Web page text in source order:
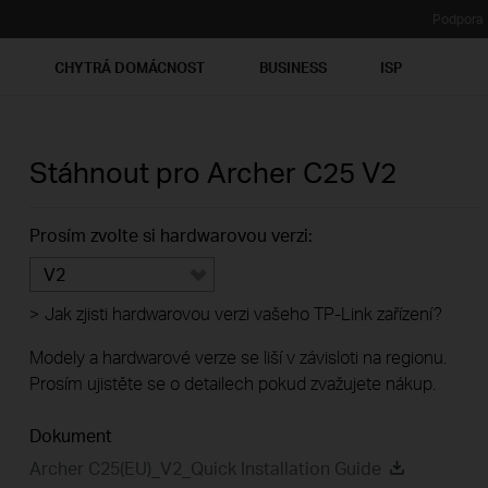
CHYTRÁ DOMÁCNOST BUSINESS ISP
Stáhnout pro Archer C25 V2
Prosím zvolte si hardwarovou verzi:
V2
> Jak zjisti hardwarovou verzi vašeho TP-Link zařízení?
Modely a hardwarové verze se liší v závisloti na regionu.
Prosím ujistěte se o detailech pokud zvažujete nákup.
Dokument
Archer C25(EU)_V2_Quick Installation Guide